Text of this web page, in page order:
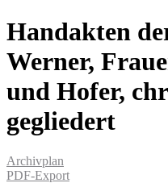
Handakten
Werner,
und Hofer,
gegliedert
Archivplan
PDF-Export